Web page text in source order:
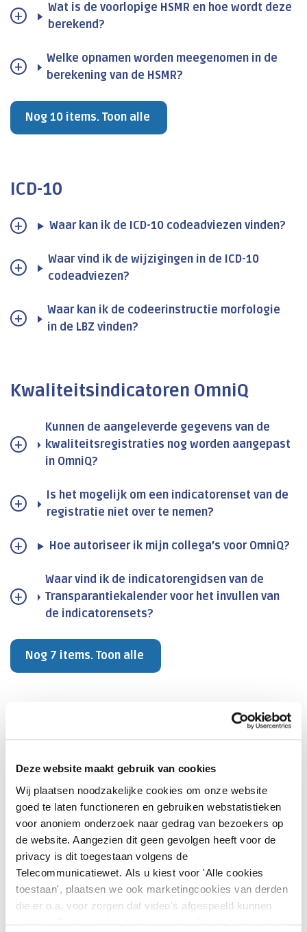
Deze website maakt gebruik van cookies
Wij plaatsen noodzakelijke cookies om onze website
goed te laten functioneren en gebruiken webstatistieken
voor anoniem onderzoek naar gedrag van bezoekers op
de website. Aangezien dit geen gevolgen heeft voor de
privacy is dit toegestaan volgens de
Telecommunicatiewet. Als u kiest voor 'Alle cookies
toestaan', plaatsen we ook marketingcookies van derden
die er o.a. voor zorgen dat video's afgespeeld kunnen
Wat is de voorlopige HSMR en hoe wordt deze
berekend?
Welke opnamen worden meegenomen in de
berekening van de HSMR?
Nog 10 items. Toon alle
ICD-10
Waar kan ik de ICD-10 codeadviezen vinden?
Waar vind ik de wijzigingen in de ICD-10
codeadviezen?
Waar kan ik de codeerinstructie morfologie
in de LBZ vinden?
Kwaliteitsindicatoren OmniQ
Kunnen de aangeleverde gegevens van de
kwaliteitsregistraties nog worden aangepast
in OmniQ?
Is het mogelijk om een indicatorenset van de
registratie niet over te nemen?
Hoe autoriseer ik mijn collega’s voor OmniQ?
Waar vind ik de indicatorengidsen van de
Transparantiekalender voor het invullen van
de indicatorensets?
Nog 7 items. Toon alle
Welke opnamen moeten worden aangeleverd
voorzien van diagnosecodes?
Wat is de definitie van een acute
opname/urgentie-opname?
Hoe leg je externe verrichtingen vast?